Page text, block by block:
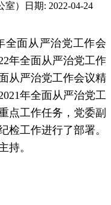
）
日期: 2022-04-24
全面从严治党工作会
年全面从严治党工作
从严治党工作会议精
年全面从严治党工
点工作任务，党委副
检工作进行了部署。
持。